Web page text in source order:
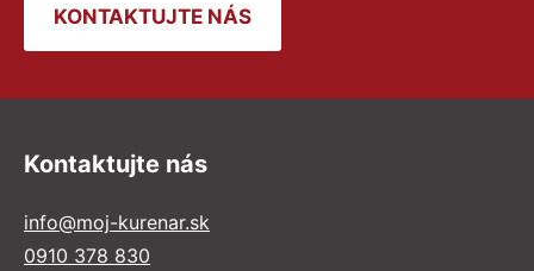
KONTAKTUJTE NÁS
Kontaktujte nás
info@moj-kurenar.sk
0910 378 830